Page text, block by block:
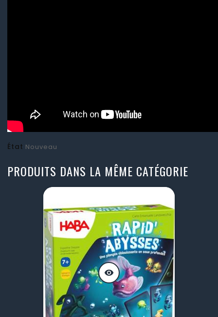
État Nouveau
PRODUITS DANS LA MÊME CATÉGORIE
visibility